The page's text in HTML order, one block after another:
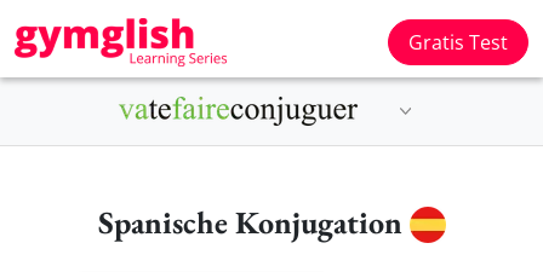
Gratis Test
Spanische Konjugation